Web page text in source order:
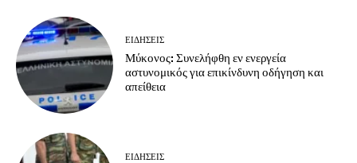
ΕΙΔΗΣΕΙΣ
Μύκονος: Συνελήφθη εν ενεργεία
αστυνομικός για επικίνδυνη οδήγηση και
απείθεια
ΕΙΔΗΣΕΙΣ